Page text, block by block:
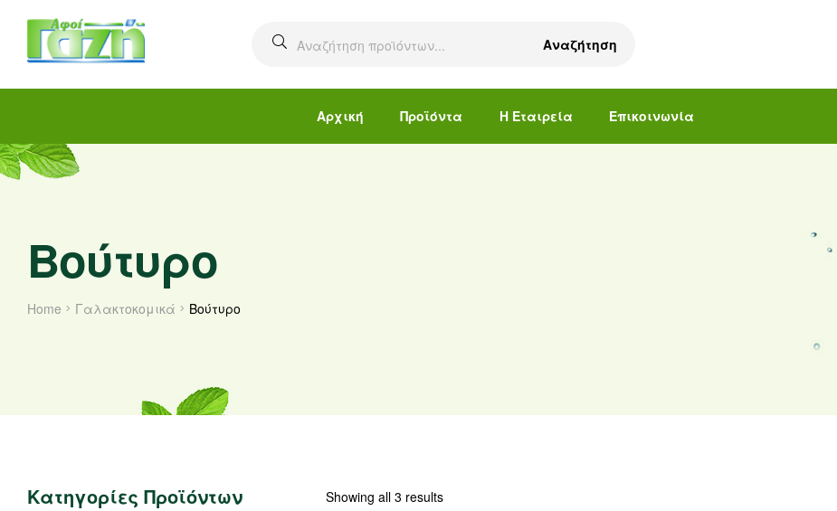
Αναζήτηση
Αρχική Προϊόντα Η Εταιρεία Επικοινωνία
Βούτυρο
Home Γαλακτοκομικά Βούτυρο
Showing all 3 results
Κατηγορίες Προϊόντων